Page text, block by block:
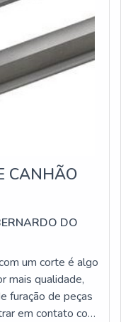
CANHÃO
DO
um corte é algo
mais qualidade,
furação de peças
em contato com